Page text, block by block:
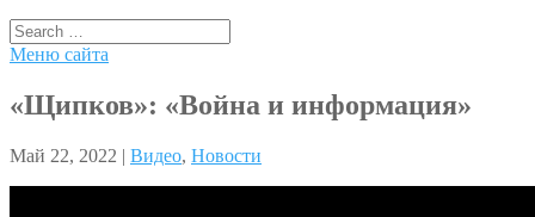
Меню сайта
«Щипков»: «Война и информация»
Май 22, 2022 | Видео, Новости